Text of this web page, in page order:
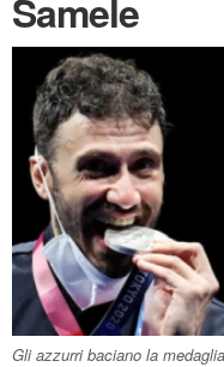
Samele
Gli azzurri baciano la